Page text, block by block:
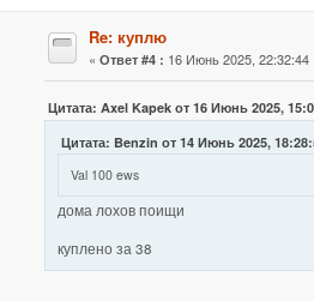
Re: куплю
« Ответ #4 : 16 Июнь 2025, 22:32:44
Цитата: Axel Kapek от 16 Июнь 2025,
Цитата: Benzin от 14 Июнь 2025,
Val 100 ews
дома лохов поищи
куплено за 38